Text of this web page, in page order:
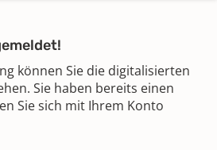
können Sie die digitalisierten
Sie haben bereits einen
Sie sich mit Ihrem Konto